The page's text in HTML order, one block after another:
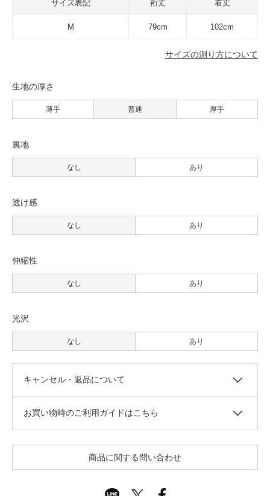
サイズ表記 裄丈 着丈
M 79cm 102cm
サイズの測り方について
生地の厚さ
薄手 普通 厚手
裏地
なし あり
透け感
なし あり
伸縮性
なし あり
光沢
なし あり
キャンセル・返品について
お買い物時のご利用ガイドはこちら
商品に関する問い合わせ